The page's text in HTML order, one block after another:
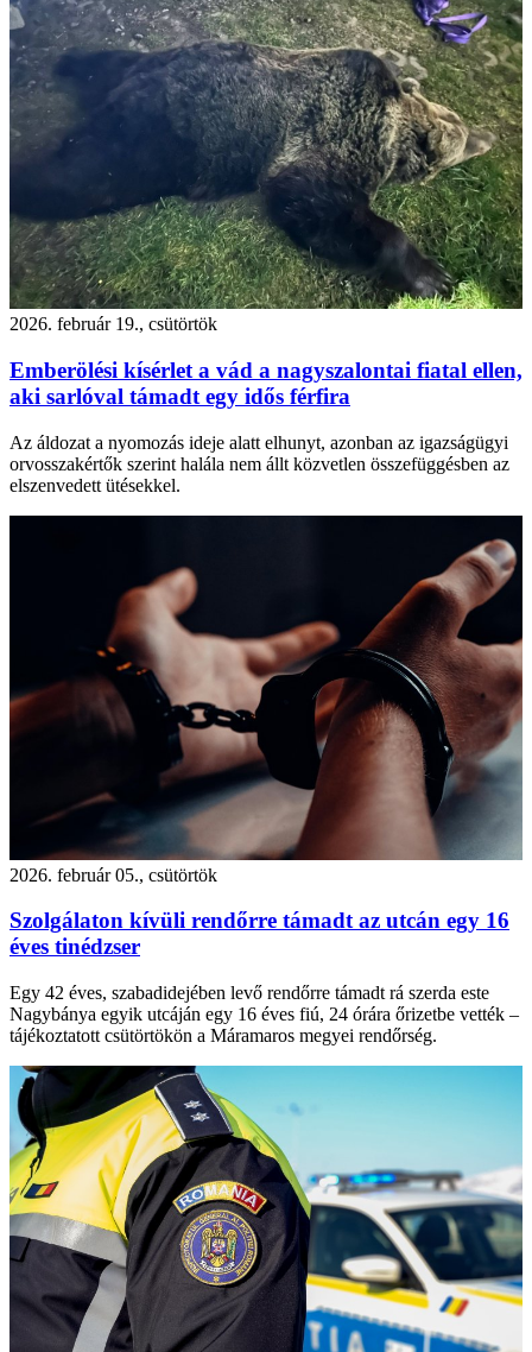
2026. február 19., csütörtök
Emberölési kísérlet a vád a nagyszalontai fiatal ellen,
aki sarlóval támadt egy idős férfira
Az áldozat a nyomozás ideje alatt elhunyt, azonban az igazságügyi
orvosszakértők szerint halála nem állt közvetlen összefüggésben az
elszenvedett ütésekkel.
2026. február 05., csütörtök
Szolgálaton kívüli rendőrre támadt az utcán egy 16
éves tinédzser
Egy 42 éves, szabadidejében levő rendőrre támadt rá szerda este
Nagybánya egyik utcáján egy 16 éves fiú, 24 órára őrizetbe vették –
tájékoztatott csütörtökön a Máramaros megyei rendőrség.